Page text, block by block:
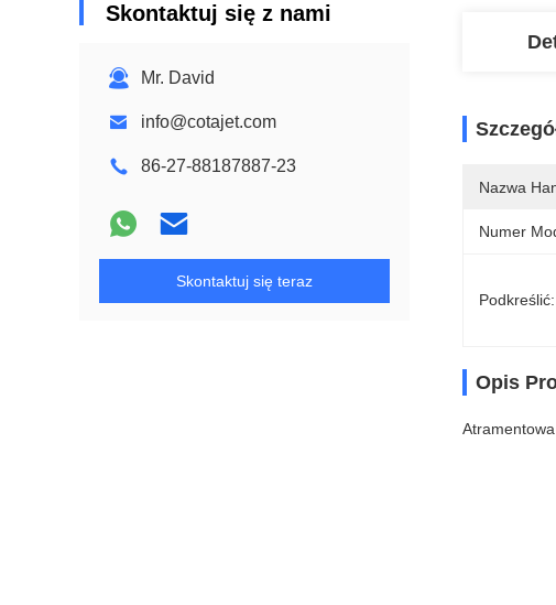
Skontaktuj się z nami
Mr. David
info@cotajet.com
86-27-88187887-23
Skontaktuj się teraz
Nazwa
Numer
Podkreślić:
Opis